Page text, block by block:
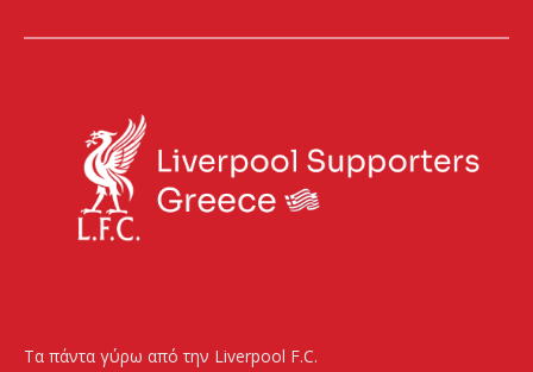
Τα πάντα γύρω από την Liverpool F.C.